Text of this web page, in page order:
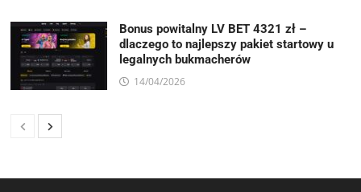
Bonus powitalny LV BET 4321 zł –
dlaczego to najlepszy pakiet startowy u
legalnych bukmacherów
14/04/2026